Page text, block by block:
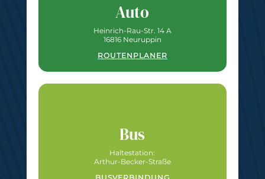
Auto
Heinrich-Rau-Str. 14 A
16816 Neuruppin
ROUTENPLANER
Bus
Haltestation:
Arthur-Becker-Straße